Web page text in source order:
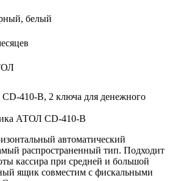
белый
410-B, 2 ключа для денежного
автоматический
распространенный тип. Подходит
кассира при средней и большой
ящик совместим с фискальными